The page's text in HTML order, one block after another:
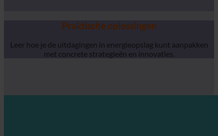
Praktische oplossingen
Leer hoe je de uitdagingen in energieopslag kunt aanpakken
met concrete strategieën en innovaties.